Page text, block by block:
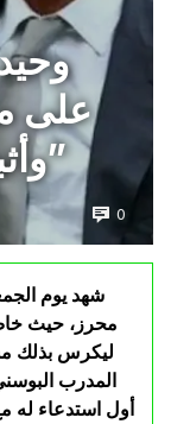
على
وأثبت أنه لاعب إستثنائي”
0
شهد يوم
ليكرس بذلك
المدرب
أول استدعاء